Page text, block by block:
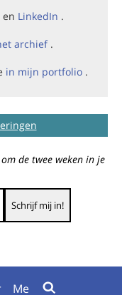
en LinkedIn .
archief .
in mijn portfolio .
de twee weken in je
Me